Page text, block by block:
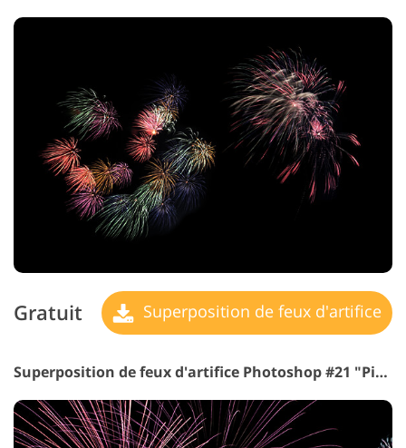
Gratuit Superposition de feux d'artifice
Superposition de feux d'artifice Photoshop #21 "Pink Shower"